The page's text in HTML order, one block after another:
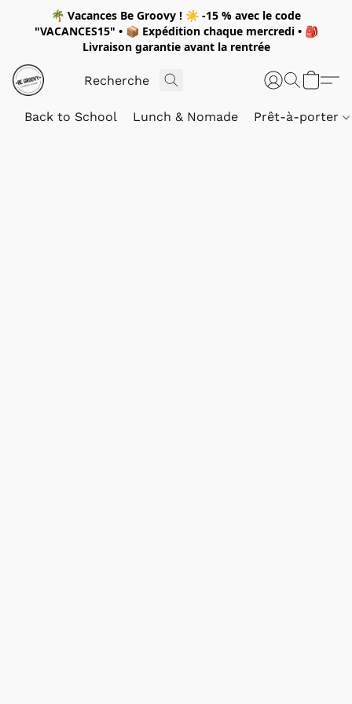
🌴 Vacances Be Groovy ! ☀️ -15 % avec le code
"VACANCES15" • 📦 Expédition chaque mercredi• 🎒
Livraison garantie avant la rentrée
Back to School Lunch & Nomade Prêt-à-porter